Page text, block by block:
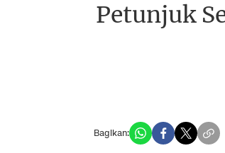
Petunjuk
Bagikan: